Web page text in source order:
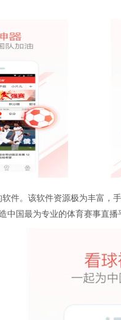
件。该软件资源极为丰富
国最为专业的体育赛事直播